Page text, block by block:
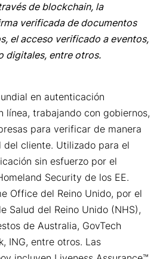
de blockchain, la
verificada de documentos
el acceso verificado a eventos,
digitales, entre otros.
en autenticación
línea, trabajando con gobiernos,
para verificar de manera
del cliente. Utilizado para el
sin esfuerzo por el
Security de los EE.
Office del Reino Unido, por el
Salud del Reino Unido (NHS),
de Australia, GovTech
ING, entre otros. Las